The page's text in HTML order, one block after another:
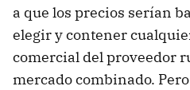
a que los precios serían
elegir y contener
comercial del proveedor
mercado combinado.